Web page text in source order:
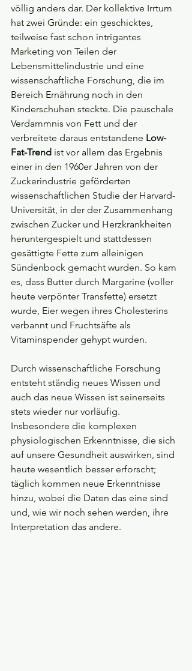
völlig anders dar. Der kollektive Irrtum
hat zwei Gründe: ein geschicktes,
teilweise fast schon intrigantes
Marketing von Teilen der
Lebensmittelindustrie und eine
wissenschaftliche Forschung, die im
Bereich Ernährung noch in den
Kinderschuhen steckte. Die pauschale
Verdammnis von Fett und der
verbreitete daraus entstandene Low-
Fat-Trend ist vor allem das Ergebnis
einer in den 1960er Jahren von der
Zuckerindustrie geförderten
wissenschaftlichen Studie der Harvard-
Universität, in der der Zusammenhang
zwischen Zucker und Herzkrankheiten
heruntergespielt und stattdessen
gesättigte Fette zum alleinigen
Sündenbock gemacht wurden. So kam
es, dass Butter durch Margarine (voller
heute verpönter Transfette) ersetzt
wurde, Eier wegen ihres Cholesterins
verbannt und Fruchtsäfte als
Vitaminspender gehypt wurden.
Durch wissenschaftliche Forschung
entsteht ständig neues Wissen und
auch das neue Wissen ist seinerseits
stets wieder nur vorläufig.
Insbesondere die komplexen
physiologischen Erkenntnisse, die sich
auf unsere Gesundheit auswirken, sind
heute wesentlich besser erforscht;
täglich kommen neue Erkenntnisse
hinzu, wobei die Daten das eine sind
und, wie wir noch sehen werden, ihre
Interpretation das andere.